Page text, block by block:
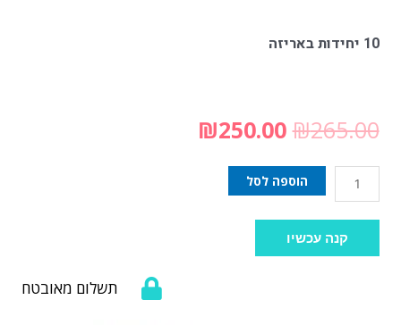
10 יחידות באריזה
₪265.00
₪250.00
הוספה לסל
קנה עכשיו
תשלום מאובטח